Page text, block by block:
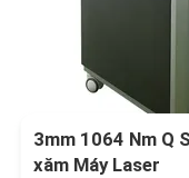
3mm 1064 Nm Q
xăm Máy Laser